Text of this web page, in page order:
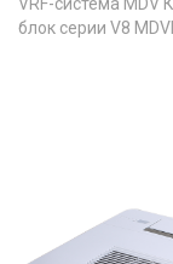
блок серии V8